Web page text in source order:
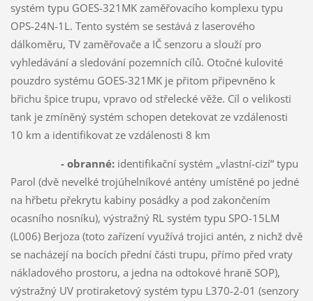
systém typu GOES-321MK zaměřovacího komplexu typu
OPS-24N-1L. Tento systém se sestává z laserového
dálkoměru, TV zaměřovače a IČ senzoru a slouží pro
vyhledávání a sledování pozemních cílů. Otočné kulovité
pouzdro systému GOES-321MK je přitom připevněno k
břichu špice trupu, vpravo od střelecké věže. Cíl o velikosti
tank je zmíněný systém schopen detekovat ze vzdálenosti
10 km a identifikovat ze vzdálenosti 8 km
- obranné:identifikační systém „vlastní-cizí“ typu
Parol (dvě nevelké trojúhelníkové antény umístěné po jedné
na hřbetu překrytu kabiny posádky a pod zakončením
ocasního nosníku), výstražný RL systém typu SPO-15LM
(L006) Berjoza (toto zařízení využívá trojici antén, z nichž dvě
se nacházejí na bocích přední části trupu, přímo před vraty
nákladového prostoru, a jedna na odtokové hraně SOP),
výstražný UV protiraketový systém typu L370-2-01 (senzory